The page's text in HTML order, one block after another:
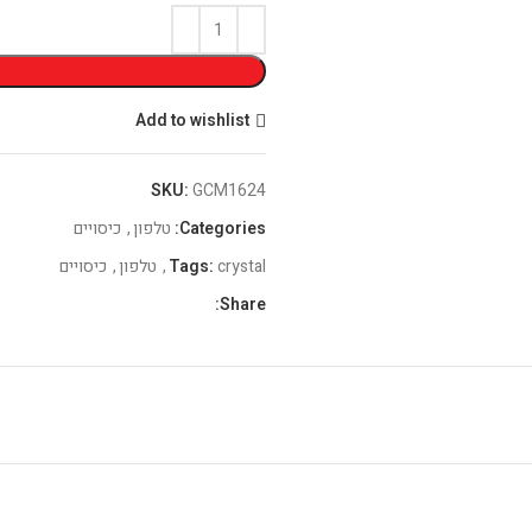
Add to wishlist
SKU:GCM1624
Categories: טלפון, כיסויים
Tags:crystal
, טלפון, כיסויים
Share: